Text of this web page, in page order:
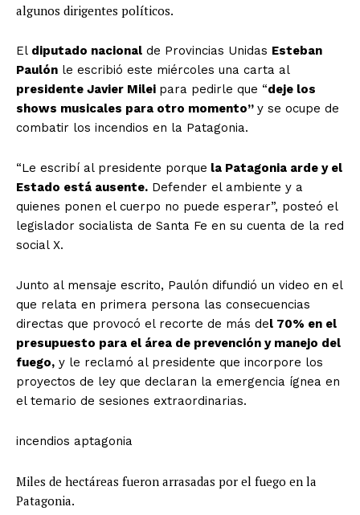
algunos dirigentes políticos.
El diputado nacional de Provincias Unidas Esteban
Paulón le escribió este miércoles una carta al
presidente Javier Milei para pedirle que “deje los
shows musicales para otro momento” y se ocupe de
combatir los incendios en la Patagonia.
“Le escribí al presidente porque la Patagonia arde y el
Estado está ausente. Defender el ambiente y a
quienes ponen el cuerpo no puede esperar”, posteó el
legislador socialista de Santa Fe en su cuenta de la red
social X.
Junto al mensaje escrito, Paulón difundió un video en el
que relata en primera persona las consecuencias
directas que provocó el recorte de más del 70% en el
presupuesto para el área de prevención y manejo del
fuego, y le reclamó al presidente que incorpore los
proyectos de ley que declaran la emergencia ígnea en
el temario de sesiones extraordinarias.
incendios aptagonia
Miles de hectáreas fueron arrasadas por el fuego en la
Patagonia.